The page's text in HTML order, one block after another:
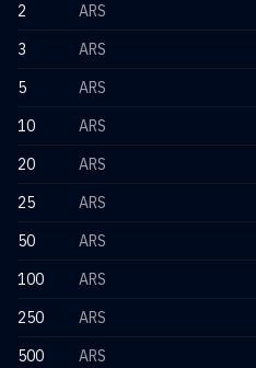
2
ARS
3
ARS
5
ARS
10
ARS
20
ARS
25
ARS
50
ARS
100
ARS
250
ARS
500
ARS